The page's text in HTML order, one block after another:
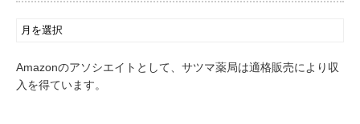
Amazonのアソシエイトとして、サツマ薬局は適格販売により収
入を得ています。